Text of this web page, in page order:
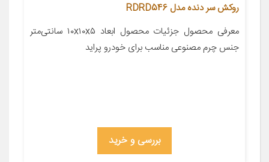
روکش سر دنده مدل RDRD546
معرفی محصول جزئیات محصول ابعاد ۱۰x۱۰x۵ سانتی‌متر
جنس چرم مصنوعی مناسب برای خودرو پراید
بررسی و خرید